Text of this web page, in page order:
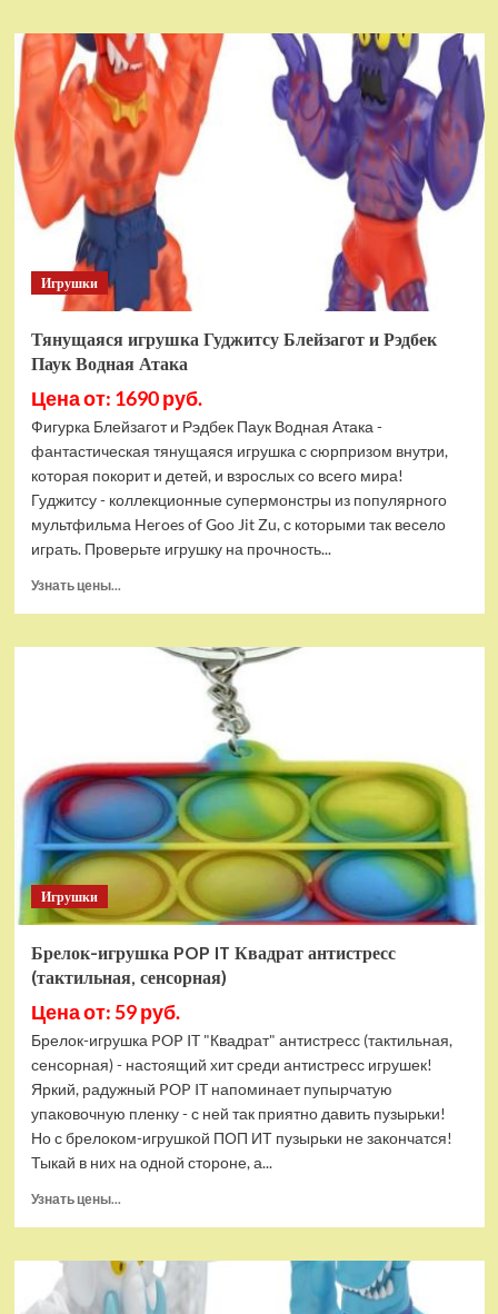
Набор
тянущихся
фигурок
Гуджитсу
Тайгор
и
Вайпер
Игрушки
Тянущаяся игрушка Гуджитсу Блейзагот и Рэдбек
Паук Водная Атака
Цена от: 1690 руб.
Фигурка Блейзагот и Рэдбек Паук Водная Атака -
фантастическая тянущаяся игрушка с сюрпризом внутри,
которая покорит и детей, и взрослых со всего мира!
Гуджитсу - коллекционные супермонстры из популярного
мультфильма Heroes of Goo Jit Zu, с которыми так весело
играть. Проверьте игрушку на прочность...
Узнать цены...
Тянущаяся
Паук
Водная
Игрушки
Брелок-игрушка POP IT Квадрат антистресс
(тактильная, сенсорная)
Цена от: 59 руб.
Брелок-игрушка POP IT "Квадрат" антистресс (тактильная,
сенсорная) - настоящий хит среди антистресс игрушек!
Яркий, радужный POP IT напоминает пупырчатую
упаковочную пленку - с ней так приятно давить пузырьки!
Но с брелоком-игрушкой ПОП ИТ пузырьки не закончатся!
Тыкай в них на одной стороне, а...
Узнать цены...
Брелок-
игрушка
POP